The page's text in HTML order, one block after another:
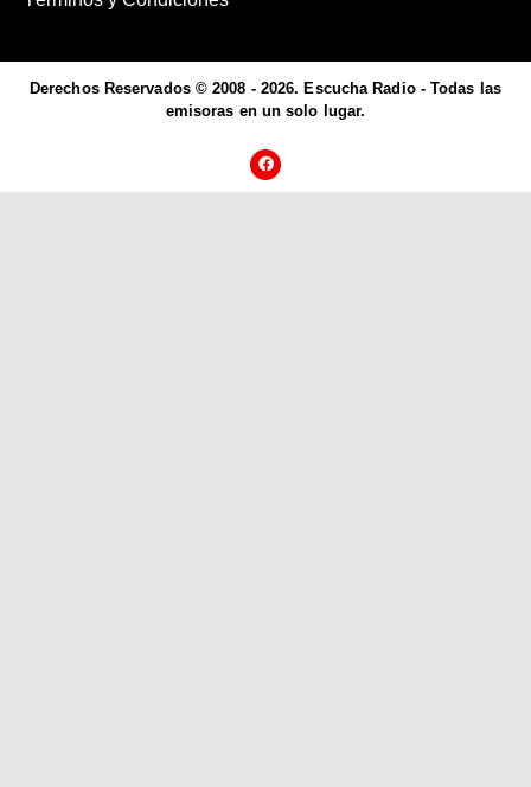
Derechos Reservados © 2008 - 2026. Escucha Radio - Todas las
emisoras en un solo lugar.